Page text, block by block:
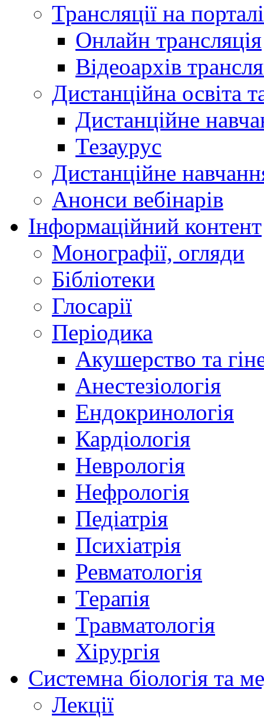
Трансляції на порталі
Онлайн трансляція
Відеоархів
Дистанційна освіта
Дистанційне
Тезаурус
Дистанційне
Анонси вебінарів
Інформаційний контент
Монографії, огляди
Бібліотеки
Глосарії
Періодика
Акушерство та
Анестезіологія
Ендокринологія
Кардіологія
Неврологія
Нефрологія
Педіатрія
Психіатрія
Ревматологія
Терапія
Травматологія
Хірургія
Системна біологія та
Лекції